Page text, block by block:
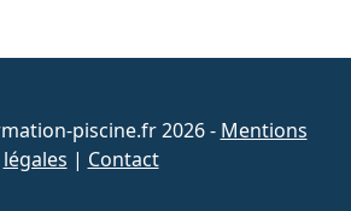
piscine.fr 2026 - Mentions
légales | Contact